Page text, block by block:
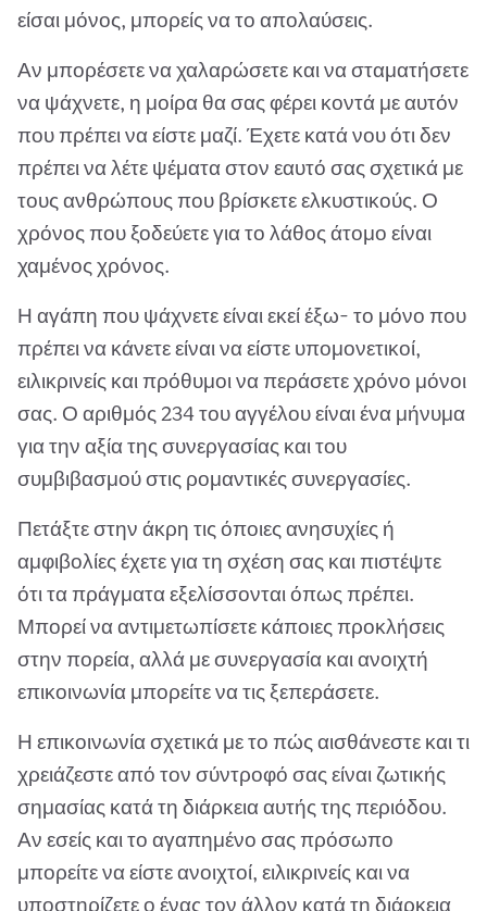
είσαι μόνος, μπορείς να το απολαύσεις.
Αν μπορέσετε να χαλαρώσετε και να σταματήσετε
να ψάχνετε, η μοίρα θα σας φέρει κοντά με αυτόν
που πρέπει να είστε μαζί. Έχετε κατά νου ότι δεν
πρέπει να λέτε ψέματα στον εαυτό σας σχετικά με
τους ανθρώπους που βρίσκετε ελκυστικούς. Ο
χρόνος που ξοδεύετε για το λάθος άτομο είναι
χαμένος χρόνος.
Η αγάπη που ψάχνετε είναι εκεί έξω- το μόνο που
πρέπει να κάνετε είναι να είστε υπομονετικοί,
ειλικρινείς και πρόθυμοι να περάσετε χρόνο μόνοι
σας. Ο αριθμός 234 του αγγέλου είναι ένα μήνυμα
για την αξία της συνεργασίας και του
συμβιβασμού στις ρομαντικές συνεργασίες.
Πετάξτε στην άκρη τις όποιες ανησυχίες ή
αμφιβολίες έχετε για τη σχέση σας και πιστέψτε
ότι τα πράγματα εξελίσσονται όπως πρέπει.
Μπορεί να αντιμετωπίσετε κάποιες προκλήσεις
στην πορεία, αλλά με συνεργασία και ανοιχτή
επικοινωνία μπορείτε να τις ξεπεράσετε.
Η επικοινωνία σχετικά με το πώς αισθάνεστε και τι
χρειάζεστε από τον σύντροφό σας είναι ζωτικής
σημασίας κατά τη διάρκεια αυτής της περιόδου.
Αν εσείς και το αγαπημένο σας πρόσωπο
μπορείτε να είστε ανοιχτοί, ειλικρινείς και να
υποστηρίζετε ο ένας τον άλλον κατά τη διάρκεια